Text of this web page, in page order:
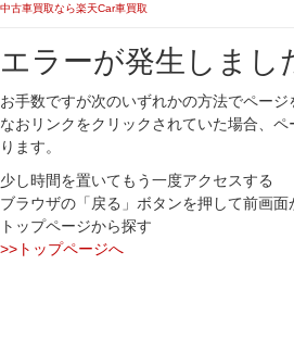
中古車買取なら楽天Car車買取
エラーが発生しまし
お手数ですが次のいずれかの方法でページ
なおリンクをクリックされていた場合、
ります。
少し時間を置いてもう一度アクセスする
ブラウザの「戻る」ボタンを押して前画面
トップページから探す
>>トップページへ